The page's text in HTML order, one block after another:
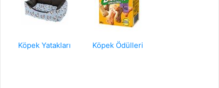
Köpek Yatakları Köpek Ödülleri